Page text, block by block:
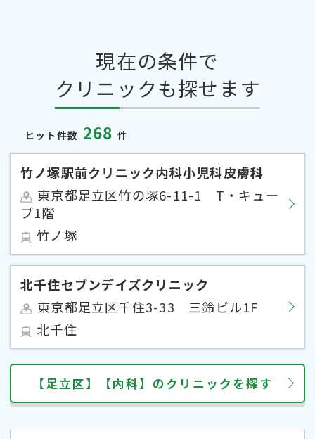
現在の条件で
クリニックも探せます
ヒット件数 268 件
竹ノ塚駅前クリニック内科小児科皮膚科
東京都足立区竹の塚6-11-1 T・キュー
ブ1階
竹ノ塚
北千住セブンデイズクリニック
東京都足立区千住3-33 三鈴ビル1F
北千住
【足立区】【内科】のクリニックを探す